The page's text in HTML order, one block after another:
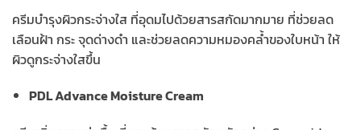
ครีมบำรุงผิวกระจ่างใส ที่อุดมไปด้วยสารสกัดมากมาย ที่ช่วยลด
เลือนฝ้า กระ จุดด่างดำ และช่วยลดความหมองคล้ำของใบหน้า ให้
ผิวดูกระจ่างใสขึ้น
PDL Advance Moisture Cream